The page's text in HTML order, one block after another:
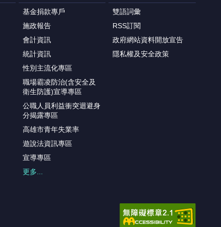
基金捐款專戶
施政報告
會計資訊
統計資訊
性別主流化專區
職場霸凌防治(含安全及
衛生防護)宣導專區
公職人員利益衝突迴避身
分揭露專區
高雄市青年失業率
遊說法資訊專區
宣導專區
更多...
雙語詞彙
RSS訂閱
政府網站資料開放宣告
隱私權及安全政策